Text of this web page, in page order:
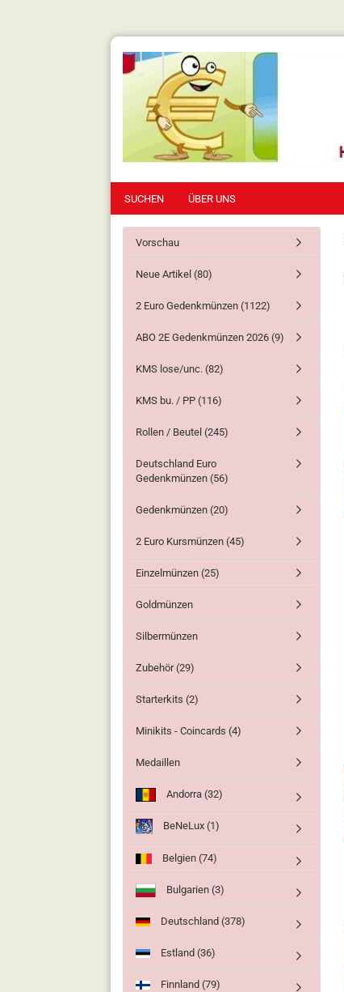
SUCHEN ÜBER UNS
Vorschau
Neue Artikel (80)
2 Euro Gedenkmünzen (1122)
ABO 2E Gedenkmünzen 2026 (9)
KMS lose/unc. (82)
KMS bu. / PP (116)
Rollen / Beutel (245)
Deutschland Euro
Gedenkmünzen (56)
Gedenkmünzen (20)
2 Euro Kursmünzen (45)
Einzelmünzen (25)
Goldmünzen
Silbermünzen
Zubehör (29)
Starterkits (2)
Minikits - Coincards (4)
Medaillen
Andorra (32)
BeNeLux (1)
Belgien (74)
Bulgarien (3)
Deutschland (378)
Estland (36)
Finnland (79)